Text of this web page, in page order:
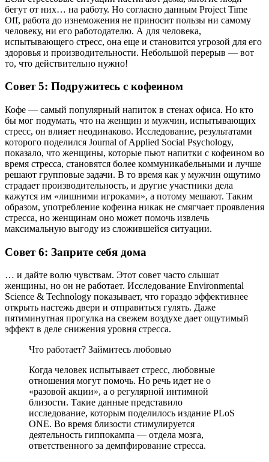
бегут от них… на работу. Но согласно данным Project Time
Off, работа до изнеможения не приносит пользы ни самому
человеку, ни его работодателю. А для человека,
испытывающего стресс, она еще и становится угрозой для его
здоровья и производительности. Небольшой перерыв — вот
то, что действительно нужно!
Совет 5: Подружитесь с кофеином
Кофе — самый популярный напиток в стенах офиса. Но кто
бы мог подумать, что на женщин и мужчин, испытывающих
стресс, он влияет неодинаково. Исследование, результатами
которого поделился Journal of Applied Social Psychology,
показало, что женщины, которые пьют напитки с кофеином во
время стресса, становятся более коммуникабельными и лучше
решают групповые задачи. В то время как у мужчин ощутимо
страдает производительность, и другие участники дела
кажутся им «лишними игроками», а потому мешают. Таким
образом, употребление кофеина никак не смягчает проявления
стресса, но женщинам оно может помочь извлечь
максимальную выгоду из сложившейся ситуации.
Совет 6: Заприте себя дома
… и дайте волю чувствам. Этот совет часто слышат
женщины, но он не работает. Исследование Environmental
Science & Technology показывает, что гораздо эффективнее
открыть настежь двери и отправиться гулять. Даже
пятиминутная прогулка на свежем воздухе дает ощутимый
эффект в деле снижения уровня стресса.
Что работает? Займитесь любовью
Когда человек испытывает стресс, любовные
отношения могут помочь. Но речь идет не о
«разовой акции», а о регулярной интимной
близости. Такие данные представило
исследование, которым поделилось издание PLoS
ONE. Во время близости стимулируется
деятельность гиппокампа — отдела мозга,
ответственного за демпфирование стресса.